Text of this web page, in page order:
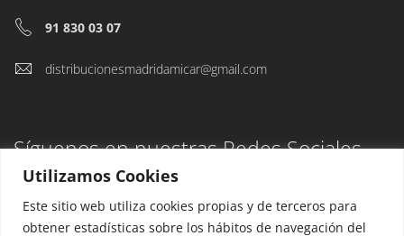
Utilizamos Cookies
Este sitio web utiliza cookies propias y de terceros para
obtener estadísticas sobre los hábitos de navegación del
91 830 03 07
distribucionesmadridamicar@gmail.com
Síguenos en nuestras Redes Sociales